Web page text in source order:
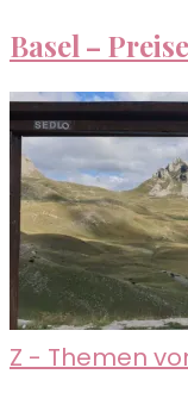
Basel –
Z - Themen